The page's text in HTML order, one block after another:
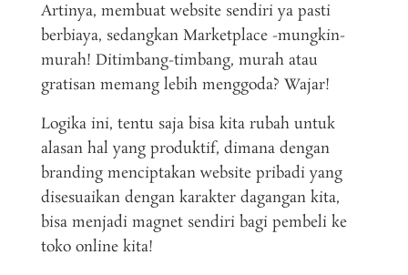
Artinya, membuat website sendiri ya pasti
berbiaya, sedangkan Marketplace -mungkin-
murah! Ditimbang-timbang, murah atau
gratisan memang lebih menggoda? Wajar!
Logika ini, tentu saja bisa kita rubah untuk
alasan hal yang produktif, dimana dengan
branding menciptakan website pribadi yang
disesuaikan dengan karakter dagangan kita,
bisa menjadi magnet sendiri bagi pembeli ke
toko online kita!